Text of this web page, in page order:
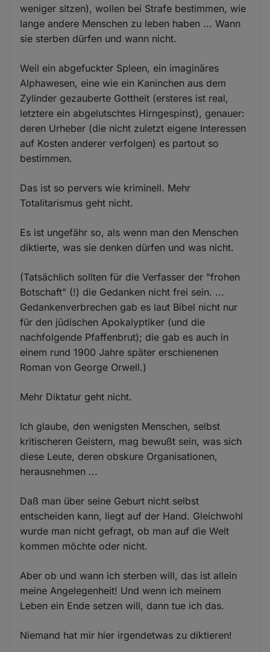
weniger sitzen), wollen bei Strafe bestimmen, wie
lange andere Menschen zu leben haben ... Wann
sie sterben dürfen und wann nicht.
Weil ein abgefuckter Spleen, ein imaginäres
Alphawesen, eine wie ein Kaninchen aus dem
Zylinder gezauberte Gottheit (ersteres ist real,
letztere ein abgelutschtes Hirngespinst), genauer:
deren Urheber (die nicht zuletzt eigene Interessen
auf Kosten anderer verfolgen) es partout so
bestimmen.
Das ist so pervers wie kriminell. Mehr
Totalitarismus geht nicht.
Es ist ungefähr so, als wenn man den Menschen
diktierte, was sie denken dürfen und was nicht.
(Tatsächlich sollten für die Verfasser der "frohen
Botschaft" (!) die Gedanken nicht frei sein. ...
Gedankenverbrechen gab es laut Bibel nicht nur
für den jüdischen Apokalyptiker (und die
nachfolgende Pfaffenbrut); die gab es auch in
einem rund 1900 Jahre später erschienenen
Roman von George Orwell.)
Mehr Diktatur geht nicht.
Ich glaube, den wenigsten Menschen, selbst
kritischeren Geistern, mag bewußt sein, was sich
diese Leute, deren obskure Organisationen,
herausnehmen ...
Daß man über seine Geburt nicht selbst
entscheiden kann, liegt auf der Hand. Gleichwohl
wurde man nicht gefragt, ob man auf die Welt
kommen möchte oder nicht.
Aber ob und wann ich sterben will, das ist allein
meine Angelegenheit! Und wenn ich meinem
Leben ein Ende setzen will, dann tue ich das.
Niemand hat mir hier irgendetwas zu diktieren!